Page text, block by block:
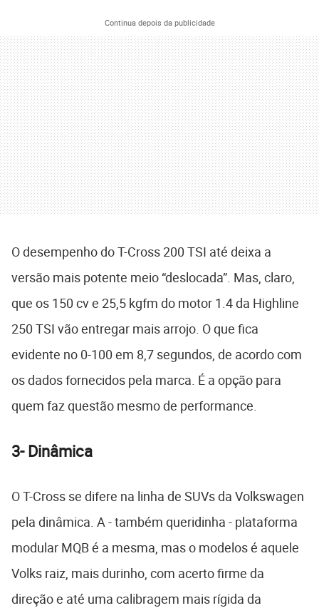
Continua depois da publicidade
O desempenho do T-Cross 200 TSI até deixa a
versão mais potente meio “deslocada”. Mas, claro,
que os 150 cv e 25,5 kgfm do motor 1.4 da Highline
250 TSI vão entregar mais arrojo. O que fica
evidente no 0-100 em 8,7 segundos, de acordo com
os dados fornecidos pela marca. É a opção para
quem faz questão mesmo de performance.
3- Dinâmica
O T-Cross se difere na linha de SUVs da Volkswagen
pela dinâmica. A - também queridinha - plataforma
modular MQB é a mesma, mas o modelos é aquele
Volks raiz, mais durinho, com acerto firme da
direção e até uma calibragem mais rígida da